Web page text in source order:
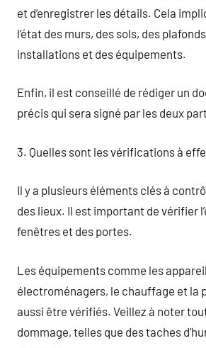
et d’enregistrer les détails. Cela
l’état des murs, des sols, des
installations et des équipements.
Enfin, il est conseillé de rédiger un
précis qui sera signé par les deux
3. Quelles sont les vérifications à
Il y a plusieurs éléments clés à
des lieux. Il est important de vérifier
fenêtres et des portes.
Les équipements comme les
électroménagers, le chauffage et la
aussi être vérifiés. Veillez à noter
dommage, telles que des taches